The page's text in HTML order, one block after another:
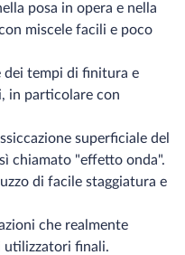
posa in opera e nella
miscele facili e poco
dei tempi di finitura e
in particolare con
superficiale del
chiamato "effetto onda".
di facile staggiatura e
che realmente
utilizzatori finali.